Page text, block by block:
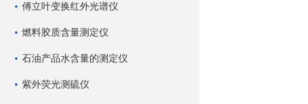
傅立叶变换红外光谱仪
燃料胶质含量测定仪
石油产品水含量的测定仪
紫外荧光测硫仪